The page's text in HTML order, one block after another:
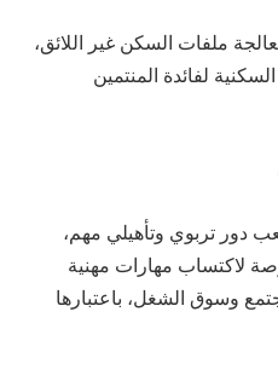
ملفات السكن غير اللائق،
لفائدة المنتمين
دور تربوي وتأهيلي مهم،
لاكتساب مهارات مهنية
وسوق الشغل، باعتبارها